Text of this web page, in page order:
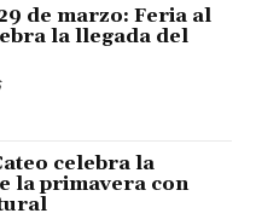
de marzo: Feria al
la llegada del
celebra la
la primavera con